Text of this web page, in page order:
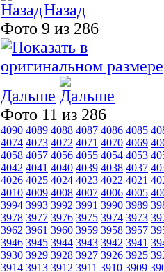
Назад
Фото 9 из 286
Дальше
Фото 11 из 286
4090 4089 4088 4087 4086 4085
4074 4073 4072 4071 4070 4069
4058 4057 4056 4055 4054 4053
4042 4041 4040 4039 4038 4037
4026 4025 4024 4023 4022 4021
4010 4009 4008 4007 4006 4005
3994 3993 3992 3991 3990 3989
3978 3977 3976 3975 3974 3973
3962 3961 3960 3959 3958 3957
3946 3945 3944 3943 3942 3941
3930 3929 3928 3927 3926 3925
3914 3913 3912 3911 3910 3909